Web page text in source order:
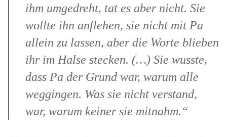
ihm umgedreht, tat es aber nicht. Sie
wollte ihn anflehen, sie nicht mit Pa
allein zu lassen, aber die Worte blieben
ihr im Halse stecken. (…) Sie wusste,
dass Pa der Grund war, warum alle
weggingen. Was sie nicht verstand,
war, warum keiner sie mitnahm.“